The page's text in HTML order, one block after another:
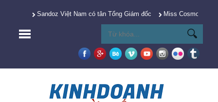
Sandoz Việt Nam có tân Tổng Giám đốc Miss Cosmo 2025